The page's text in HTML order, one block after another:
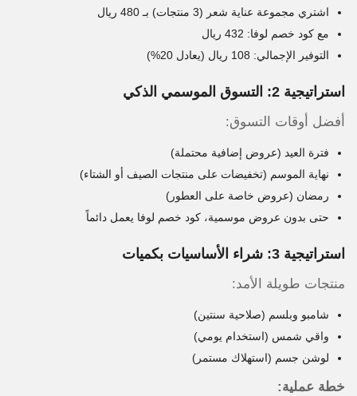
اشتري مجموعة عناية شعر (3 منتجات) بـ 480 ريال
مع كود خصم لوفا: 432 ريال
التوفير الإجمالي: 108 ريال (يعادل 20%)
استراتيجية 2: التسوق الموسمي الذكي
أفضل أوقات التسوق:
فترة العيد (عروض إضافية محتملة)
نهاية الموسم (تخفيضات على منتجات الصيف أو الشتاء)
رمضان (عروض خاصة على العطور)
حتى بدون عروض موسمية، كود خصم لوفا يعمل دائماً
استراتيجية 3: شراء الأساسيات بكميات
منتجات طويلة الأمد:
شامبو وبلسم (صلاحية سنتين)
واقي شمس (استخدام يومي)
لوشن جسم (استهلاك مستمر)
خطة عملية: